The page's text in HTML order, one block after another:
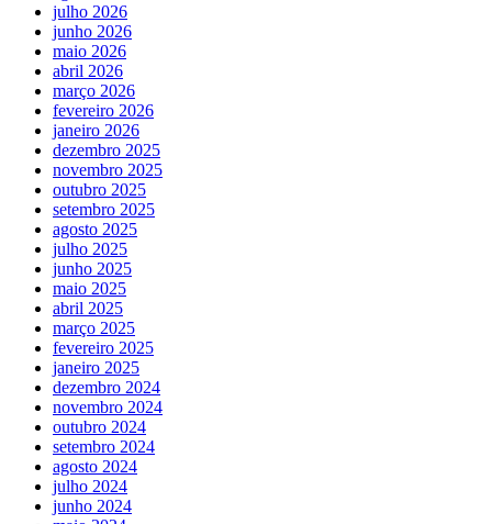
julho 2026
junho 2026
maio 2026
abril 2026
março 2026
fevereiro 2026
janeiro 2026
dezembro 2025
novembro 2025
outubro 2025
setembro 2025
agosto 2025
julho 2025
junho 2025
maio 2025
abril 2025
março 2025
fevereiro 2025
janeiro 2025
dezembro 2024
novembro 2024
outubro 2024
setembro 2024
agosto 2024
julho 2024
junho 2024